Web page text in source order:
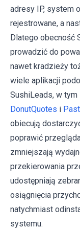
adresy IP, system
rejestrowane, a
Dlatego obecność
prowadzić do
nawet kradzieży
wiele aplikacji
SushiLeads, w tym
DonutQuotes i
obiecują
poprawić
zmniejszają
przekierowania
udostępniają
osiągnięcia
natychmiast
systemu.